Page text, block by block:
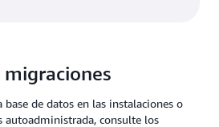
migraciones
de datos en las instalaciones o
autoadministrada, consulte los